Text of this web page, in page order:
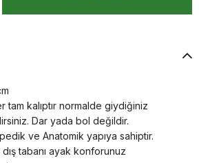
kalıptır normalde giydiğiniz
Dar yada bol değildir.
ve Anatomik yapıya sahiptir.
tabanı ayak konforunuz